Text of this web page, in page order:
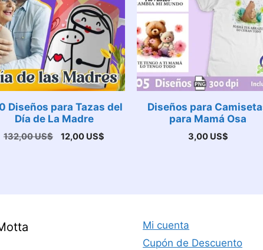
Diseños para Tazas del
Día de La Madre
132,00US$
El
12,00 US$
Diseños para
para Mamá Osa
3,00 US$
Mi cuenta
Cupón de Descuento